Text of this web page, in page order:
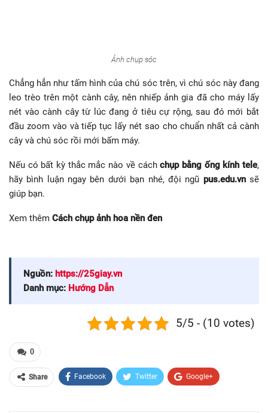
Ảnh chụp sóc
Chẳng hẳn như tấm hình của chú sóc trên, vì chú sóc này đang
leo trèo trên một cành cây, nên nhiếp ảnh gia đã cho máy lấy
nét vào cành cây từ lúc đang ở tiêu cự rộng, sau đó mới bắt
đầu zoom vào và tiếp tục lấy nét sao cho chuẩn nhất cả cành
cây và chú sóc rồi mới bấm máy.
Nếu có bất kỳ thắc mắc nào về cáchchụp bằng ống kính tele,
hãy bình luận ngay bên dưới bạn nhé, đội ngũ pus.edu.vnsẽ
giúp bạn.
Xem thêm Cách chụp ảnh hoa nền đen
Nguồn: https://25giay.vn
Danh mục: Hướng Dẫn
5/5 - (10 votes)
0
Share Facebook Twitter Google+